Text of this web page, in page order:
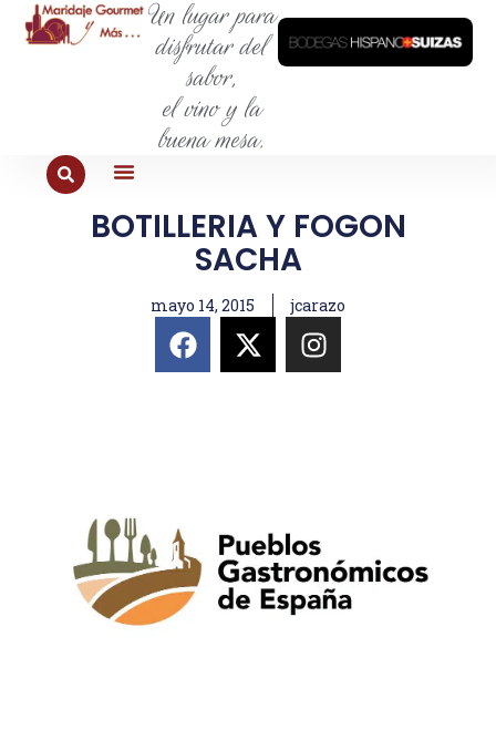
Un lugar para
disfrutar del
sabor,
el vino y la
buena mesa.
BOTILLERIA Y FOGON
SACHA
mayo 14, 2015 jcarazo